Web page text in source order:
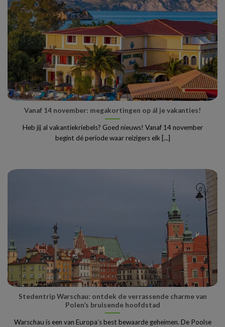
Vanaf 14 november: megakortingen op ál je vakanties!
Heb jij al vakantiekriebels? Goed nieuws! Vanaf 14 november
begint dé periode waar reizigers elk [...]
Stedentrip Warschau: ontdek de verrassende charme van
Polen’s bruisende hoofdstad
Warschau is een van Europa’s best bewaarde geheimen. De Poolse